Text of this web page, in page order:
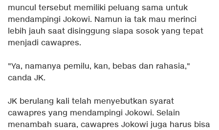
muncul tersebut memiliki peluang sama untuk
mendampingi Jokowi. Namun ia tak mau merinci
lebih jauh saat disinggung siapa sosok yang tepat
menjadi cawapres.
"Ya, namanya pemilu, kan, bebas dan rahasia,"
canda JK.
JK berulang kali telah menyebutkan syarat
cawapres yang mendampingi Jokowi. Selain
menambah suara, cawapres Jokowi juga harus bisa